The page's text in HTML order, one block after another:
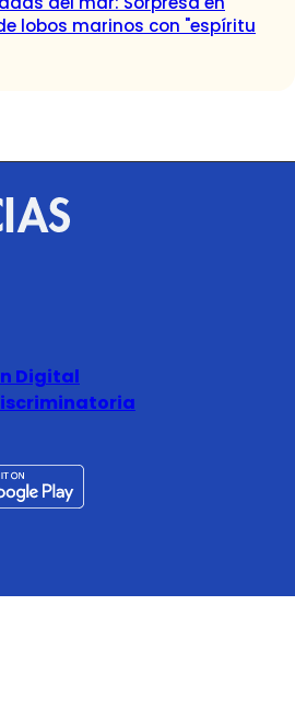
lobos marinos con "espíritu
Digital